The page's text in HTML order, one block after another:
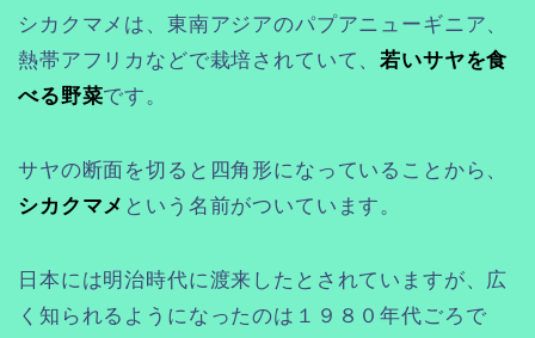
シカクマメは、東南アジアのパプアニューギニア、
熱帯アフリカなどで栽培されていて、若いサヤを食
べる野菜です。
サヤの断面を切ると四角形になっていることから、
シカクマメ という名前がついています。
日本には明治時代に渡来したとされていますが、広
く知られるようになったのは１９８０年代ごろで